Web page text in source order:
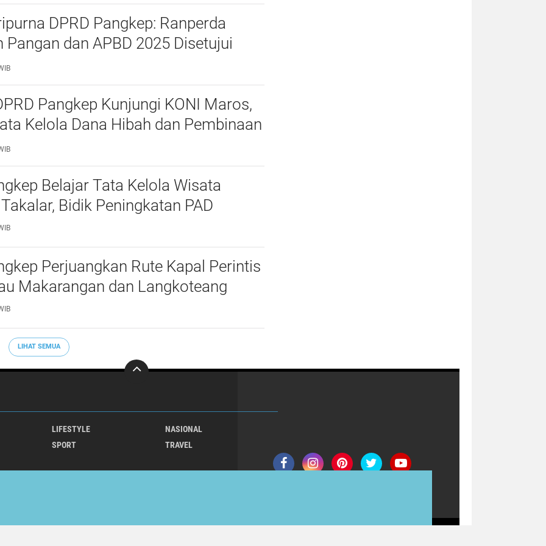
DPRD Pangkep: Ranperda
Pangan dan APBD 2025 Disetujui
Catatan
Pangkep Kunjungi KONI Maros,
Kelola Dana Hibah dan Pembinaan
Belajar Tata Kelola Wisata
Bidik Peningkatan PAD
Perjuangkan Rute Kapal Perintis
Makarangan dan Langkoteang
LIHAT SEMUA
LIFESTYLE
NASIONAL
SPORT TRAVEL